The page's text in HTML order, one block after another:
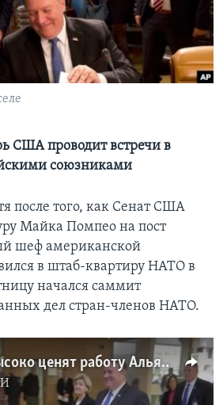
США проводит встречи в
союзниками
после того, как Сенат США
Майка Помпео на пост
шеф американской
в штаб-квартиру НАТО в
начался саммит
дел стран-членов НАТО.
Помпео: США высоко ценят работу Альянса